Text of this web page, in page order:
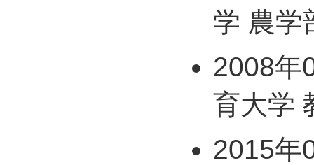
学 農学
2008年
育大学
2015年